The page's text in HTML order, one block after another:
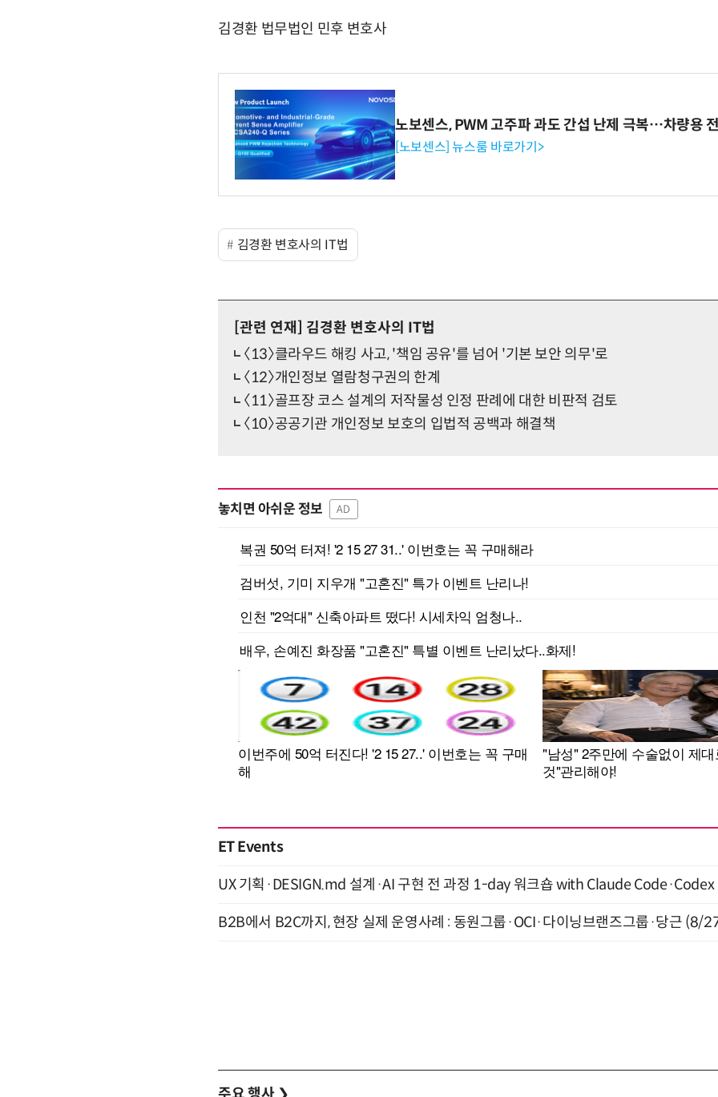
김경환 법무법인 민후 변호사
노보센스, PWM 고주파 과도 간섭 난제 극복…차량용
[노보센스] 뉴스룸 바로가기>
김경환 변호사의 IT법
[관련 연재]
김경환 변호사의 IT법
〈13〉클라우드 해킹 사고, '책임 공유'를 넘어 '기본 보안 의무'로
〈12〉개인정보 열람청구권의 한계
〈11〉골프장 코스 설계의 저작물성 인정 판례에 대한 비판적 검토
〈10〉공공기관 개인정보 보호의 입법적 공백과 해결책
놓치면 아쉬운 정보 AD
ET Events
UX 기획·DESIGN.md 설계·AI 구현 전 과정 1-day 워크숍 with Claude Code·Codex
B2B에서 B2C까지, 현장 실제 운영사례 : 동원그룹·OCI·다이닝브랜즈그룹·당근 (8/